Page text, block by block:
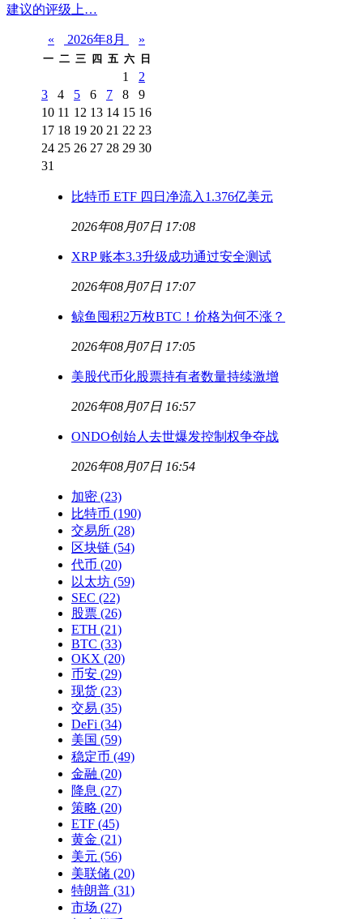
建议的评级上…
« 2026年8月 »
一 二 三 四 五 六 日
1
2
3
4 5 6 7 8
9
10 11 12 13 14 15 16
17 18 19 20 21 22 23
24 25 26 27 28 29 30
31
比特币 ETF 四日净流入1.376亿美元
2026年08月07日 17:08
XRP 账本3.3升级成功通过安全测试
2026年08月07日 17:07
鲸鱼囤积2万枚BTC！价格为何不涨？
2026年08月07日 17:05
美股代币化股票持有者数量持续激增
2026年08月07日 16:57
ONDO创始人去世爆发控制权争夺战
2026年08月07日 16:54
加密 (23)
比特币 (190)
交易所 (28)
区块链 (54)
代币 (20)
以太坊 (59)
SEC (22)
股票 (26)
ETH (21)
BTC (33)
OKX (20)
币安 (29)
现货 (23)
交易 (35)
DeFi (34)
美国 (59)
稳定币 (49)
金融 (20)
降息 (27)
策略 (20)
ETF (45)
黄金 (21)
美元 (56)
美联储 (20)
特朗普 (31)
市场 (27)